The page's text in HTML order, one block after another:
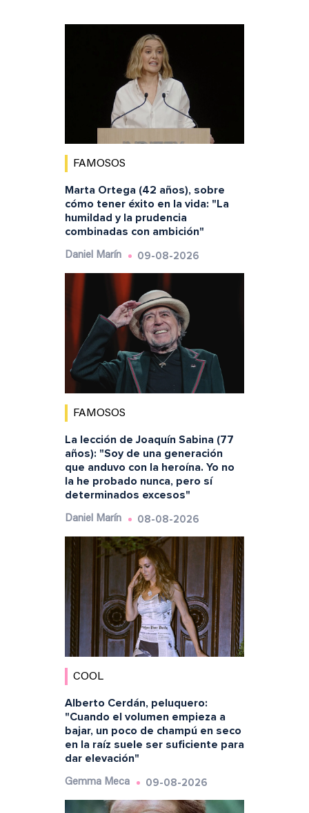
FAMOSOS
Marta Ortega (42 años), sobre
cómo tener éxito en la vida: "La
humildad y la prudencia
combinadas con ambición"
Daniel Marín 09-08-2026
FAMOSOS
La lección de Joaquín Sabina (77
años): "Soy de una generación
que anduvo con la heroína. Yo no
la he probado nunca, pero sí
determinados excesos"
Daniel Marín 08-08-2026
COOL
Alberto Cerdán, peluquero:
"Cuando el volumen empieza a
bajar, un poco de champú en seco
en la raíz suele ser suficiente para
dar elevación"
Gemma Meca 09-08-2026